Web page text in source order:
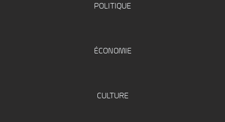
POLITIQUE
ÉCONOMIE
CULTURE